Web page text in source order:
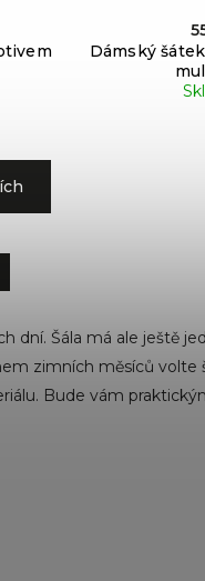
Dámský
dní. Šála má ale ještě
zimních měsíců volte
Bude vám